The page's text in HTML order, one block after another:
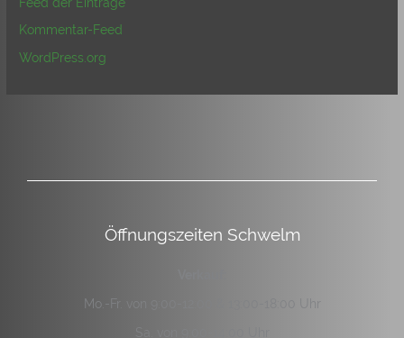
Kommentar-Feed
WordPress.org
Öffnungszeiten Schwelm
Mo.-Fr. von 9:00-12:00 & 13:00-18:00 Uhr